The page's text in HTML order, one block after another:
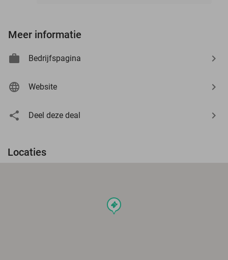
Meer informatie
Bedrijfspagina
Website
Deel deze deal
Locaties
events